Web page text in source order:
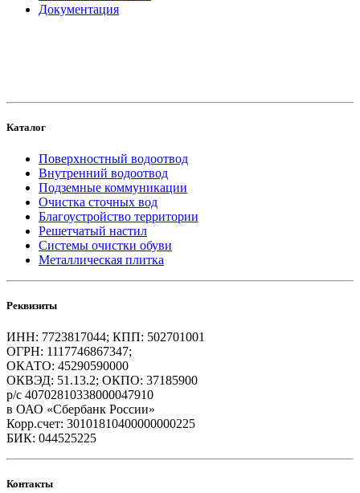
Документация
Каталог
Поверхностный водоотвод
Внутренний водоотвод
Подземные коммуникации
Очистка сточных вод
Благоустройство территории
Решетчатый настил
Системы очистки обуви
Металлическая плитка
Реквизиты
ИНН: 7723817044; КПП: 502701001
ОГРН: 1117746867347;
ОКАТО: 45290590000
ОКВЭД: 51.13.2; ОКПО: 37185900
р/с 40702810338000047910
в ОАО «Сбербанк России»
Корр.счет: 30101810400000000225
БИК: 044525225
Контакты